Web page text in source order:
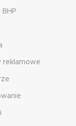
BHP
reklamowe